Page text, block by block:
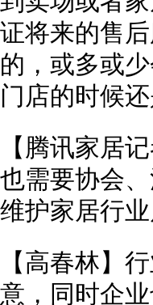
证将来的售
的，或多或
门店的时候
【腾讯家居
也需要协会
维护家居行
【高春林】
意，同时企